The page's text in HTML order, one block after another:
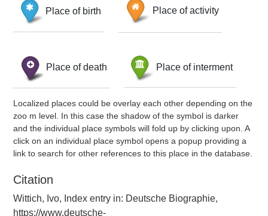
Place of birth Place of activity
Place of death Place of interment
Localized places could be overlay each other depending on the
zoo m level. In this case the shadow of the symbol is darker
and the individual place symbols will fold up by clicking upon. A
click on an individual place symbol opens a popup providing a
link to search for other references to this place in the database.
Citation
Wittich, Ivo, Index entry in: Deutsche Biographie,
https://www.deutsche-